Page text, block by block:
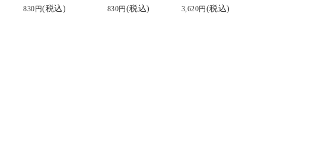
830円(税込)
830円 (税込)
3,620円 (税込)